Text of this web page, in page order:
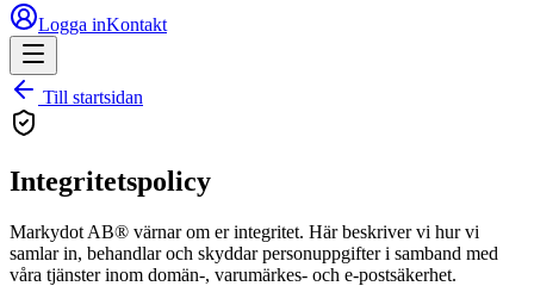
Logga inKontakt
Till startsidan
Integritetspolicy
Markydot AB® värnar om er integritet. Här beskriver vi hur vi
samlar in, behandlar och skyddar personuppgifter i samband med
våra tjänster inom domän-, varumärkes- och e-postsäkerhet.